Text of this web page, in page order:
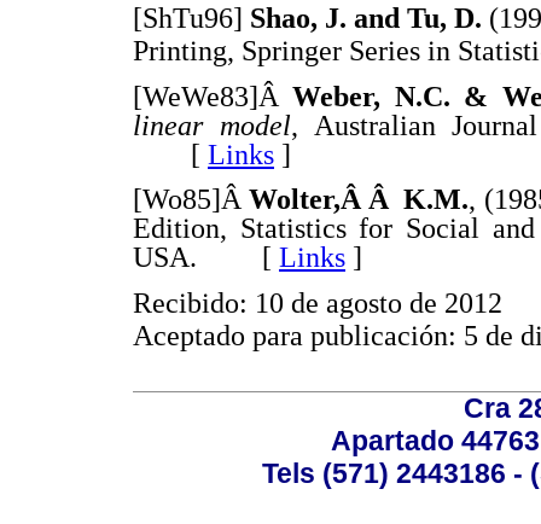
[ShTu96] Shao, J. and Tu, D.
Printing, Springer Series in
[WeWe83]ÂWeber, N.C. &
linear model, Australian
[ Links ]
[Wo85]ÂWolter,Â Â K.M.,
Edition, Statistics for Social
USA. [ Links ]
Recibido: 10 de agosto de 2012
Aceptado para publicación: 5 de
Cra
Apartado
Tels (571) 2443186 -